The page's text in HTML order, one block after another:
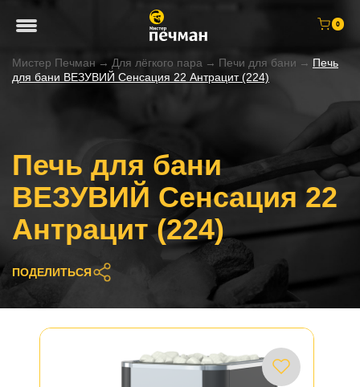
0
Мистер Печман → Для лёгкого пара → Печи для бани → Печь
для бани ВЕЗУВИЙ Сенсация 22 Антрацит (224)
Печь для бани
ВЕЗУВИЙ Сенсация 22
Антрацит (224)
ПОДЕЛИТЬСЯ